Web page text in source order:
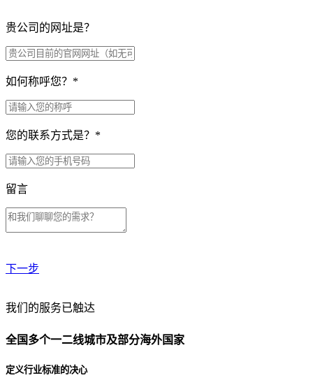
贵公司的网址是？
如何称呼您？ *
您的联系方式是？ *
留言
下一步
贵公司预算范围是？
贵公司的团队规模是？
我们的服务已触达
全国多个一二线城市及部分海外国家
定义行业标准的决心